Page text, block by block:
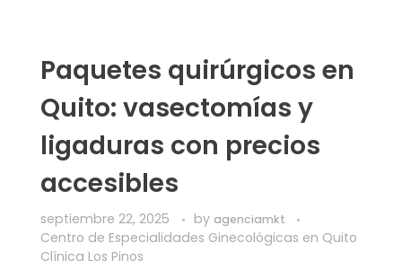
Paquetes quirúrgicos en
Quito: vasectomías y
ligaduras con precios
accesibles
septiembre 22, 2025 by agenciamkt
Centro de Especialidades Ginecológicas en Quito
Clínica Los Pinos